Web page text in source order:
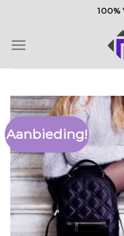
inhoud
100%
Aanbieding!